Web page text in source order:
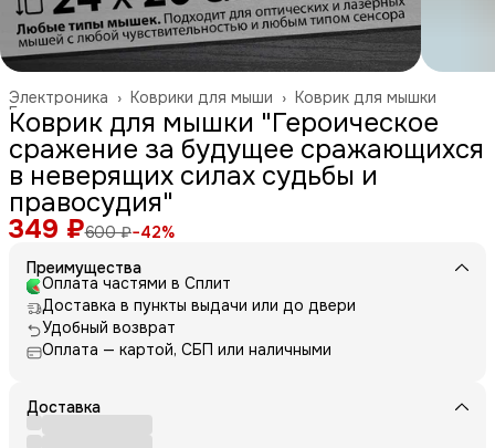
Коврик для мышки
Коврики для мыши ›
Электроника ›
Главная
Коврик для мышки "Героическое
сражение за будущее сражающихся
в неверящих силах судьбы и
правосудия"
349 ₽600 ₽−42%
Преимущества
Оплата частями в Сплит
Доставка в пункты выдачи или до двери
Удобный возврат
Оплата — картой, СБП или наличными
Доставка